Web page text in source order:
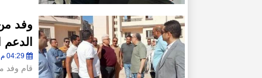
وفد
04:29 م - الإثنين 3 نوفمبر 2025
قام وفد